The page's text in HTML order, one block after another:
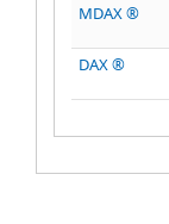
MDAX ®
DAX ®